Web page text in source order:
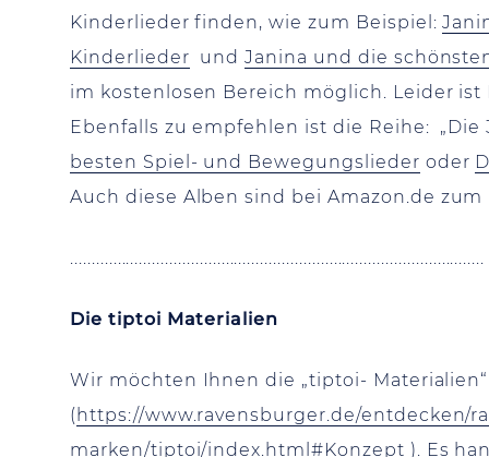
Kinderlieder finden, wie zum Beispiel:
Kinderlieder undJanina und die
im kostenlosen Bereich möglich. Leider
Ebenfalls zu empfehlen ist die Reihe: „Die
besten Spiel- und Bewegungslieder oder
Auch diese Alben sind bei Amazon.de
................................................................................................
Die tiptoi Materialien
Wir möchten Ihnen die „tiptoi-
(https://www.ravensburger.de/entdecken/
marken/tiptoi/index.html#Konzept ). Es